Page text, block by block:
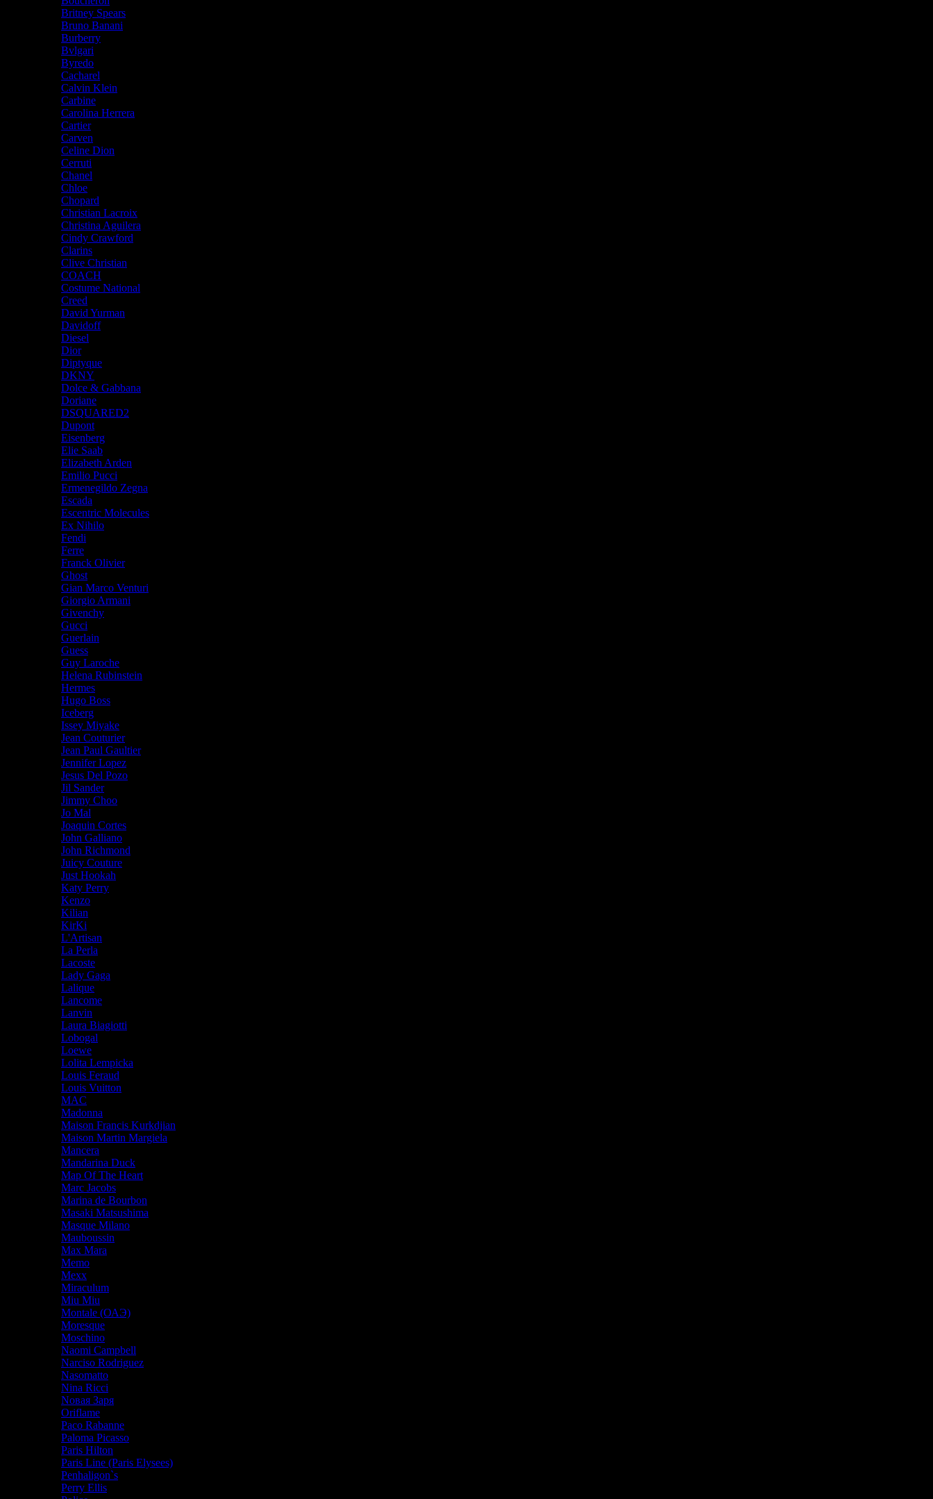
Britney Spears
Bruno Banani
Burberry
Bvlgari
Byredo
Cacharel
Calvin Klein
Carbine
Carolina Herrera
Cartier
Carven
Celine Dion
Cerruti
Chanel
Chloe
Chopard
Christian Lacroix
Christina Aguilera
Cindy Crawford
Clarins
Clive Christian
COACH
Costume National
Creed
David Yurman
Davidoff
Diesel
Dior
Diptyque
DKNY
Dolce & Gabbana
Doriane
DSQUARED2
Dupont
Eisenberg
Elie Saab
Elizabeth Arden
Emilio Pucci
Ermenegildo Zegna
Escada
Escentric Molecules
Ex Nihilo
Fendi
Ferre
Franck Olivier
Ghost
Gian Marco Venturi
Giorgio Armani
Givenchy
Gucci
Guerlain
Guess
Guy Laroche
Helena Rubinstein
Hermes
Hugo Boss
Iceberg
Issey Miyake
Jean Couturier
Jean Paul Gaultier
Jennifer Lopez
Jesus Del Pozo
Jil Sander
Jimmy Choo
Jo Mal
Joaquin Cortes
John Galliano
John Richmond
Juicy Couture
Just Hookah
Katy Perry
Kenzo
Kilian
KirKi
L'Artisan
La Perla
Lacoste
Lady Gaga
Lalique
Lancome
Lanvin
Laura Biagiotti
Lobogal
Loewe
Lolita Lempicka
Louis Feraud
Louis Vuitton
MAC
Madonna
Maison Francis Kurkdjian
Maison Martin Margiela
Mancera
Mandarina Duck
Map Of The Heart
Marc Jacobs
Marina de Bourbon
Masaki Matsushima
Masque Milano
Mauboussin
Max Mara
Memo
Mexx
Miraculum
Miu Miu
Montale (ОАЭ)
Moresque
Moschino
Naomi Campbell
Narciso Rodriguez
Nasomatto
Nina Ricci
Nовая Заря
Oriflame
Paco Rabanne
Paloma Picasso
Paris Hilton
Paris Line (Paris Elysees)
Penhaligon`s
Perry Ellis